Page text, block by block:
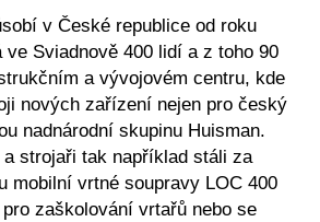
v České republice od roku
ve Sviadnově 400 lidí a z toho 90
a vývojovém centru, kde
nových zařízení nejen pro český
nadnárodní skupinu Huisman.
strojaři tak například stáli za
mobilní vrtné soupravy LOC 400
zaškolování vrtařů nebo se